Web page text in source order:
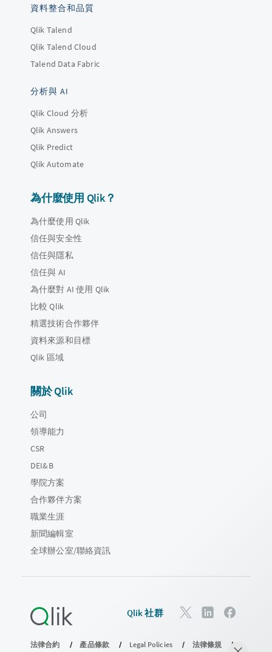
資料整合和品質
Qlik Talend
Qlik Talend Cloud
Talend Data Fabric
分析與 AI
Qlik Cloud 分析
Qlik Answers
Qlik Predict
Qlik Automate
為什麼使用 Qlik？
為什麼使用 Qlik
信任與安全性
信任與隱私
信任與 AI
為什麼對 AI 使用 Qlik
比較 Qlik
精選技術合作夥伴
資料來源和目標
Qlik 區域
關於 Qlik
公司
領導能力
CSR
DEI&B
學院方案
合作夥伴方案
職業生涯
新聞編輯室
全球辦公室/聯絡資訊
Qlik 社群
法律合約 產品條款 Legal Policies 法律條規